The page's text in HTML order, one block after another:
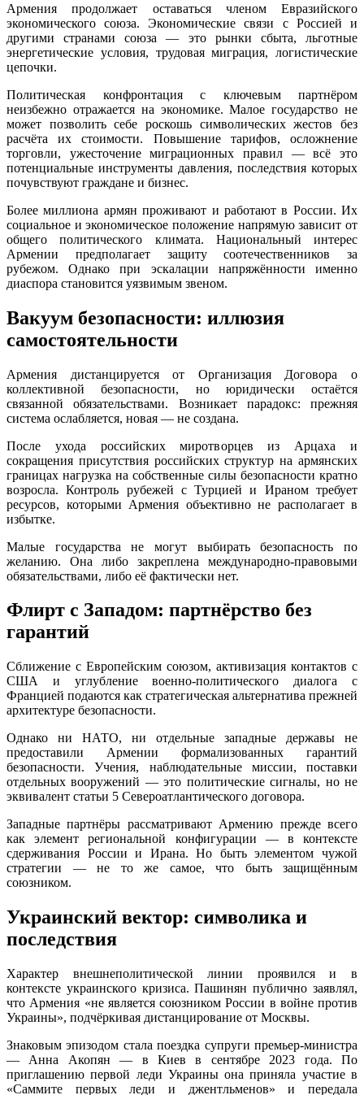
Армения продолжает оставаться членом Евразийского
экономического союза. Экономические связи с Россией и
другими странами союза — это рынки сбыта, льготные
энергетические условия, трудовая миграция, логистические
цепочки.
Политическая конфронтация с ключевым партнёром
неизбежно отражается на экономике. Малое государство не
может позволить себе роскошь символических жестов без
расчёта их стоимости. Повышение тарифов, осложнение
торговли, ужесточение миграционных правил — всё это
потенциальные инструменты давления, последствия которых
почувствуют граждане и бизнес.
Более миллиона армян проживают и работают в России. Их
социальное и экономическое положение напрямую зависит от
общего политического климата. Национальный интерес
Армении предполагает защиту соотечественников за
рубежом. Однако при эскалации напряжённости именно
диаспора становится уязвимым звеном.
Вакуум безопасности: иллюзия
самостоятельности
Армения дистанцируется от Организация Договора о
коллективной безопасности, но юридически остаётся
связанной обязательствами. Возникает парадокс: прежняя
система ослабляется, новая — не создана.
После ухода российских миротворцев из Арцаха и
сокращения присутствия российских структур на армянских
границах нагрузка на собственные силы безопасности кратно
возросла. Контроль рубежей с Турцией и Ираном требует
ресурсов, которыми Армения объективно не располагает в
избытке.
Малые государства не могут выбирать безопасность по
желанию. Она либо закреплена международно-правовыми
обязательствами, либо её фактически нет.
Флирт с Западом: партнёрство без
гарантий
Сближение с Европейским союзом, активизация контактов с
США и углубление военно-политического диалога с
Францией подаются как стратегическая альтернатива прежней
архитектуре безопасности.
Однако ни НАТО, ни отдельные западные державы не
предоставили Армении формализованных гарантий
безопасности. Учения, наблюдательные миссии, поставки
отдельных вооружений — это политические сигналы, но не
эквивалент статьи 5 Североатлантического договора.
Западные партнёры рассматривают Армению прежде всего
как элемент региональной конфигурации — в контексте
сдерживания России и Ирана. Но быть элементом чужой
стратегии — не то же самое, что быть защищённым
союзником.
Украинский вектор: символика и
последствия
Характер внешнеполитической линии проявился и в
контексте украинского кризиса. Пашинян публично заявлял,
что Армения «не является союзником России в войне против
Украины», подчёркивая дистанцирование от Москвы.
Знаковым эпизодом стала поездка супруги премьер-министра
— Анна Акопян — в Киев в сентябре 2023 года. По
приглашению первой леди Украины она приняла участие в
«Саммите первых леди и джентльменов» и передала